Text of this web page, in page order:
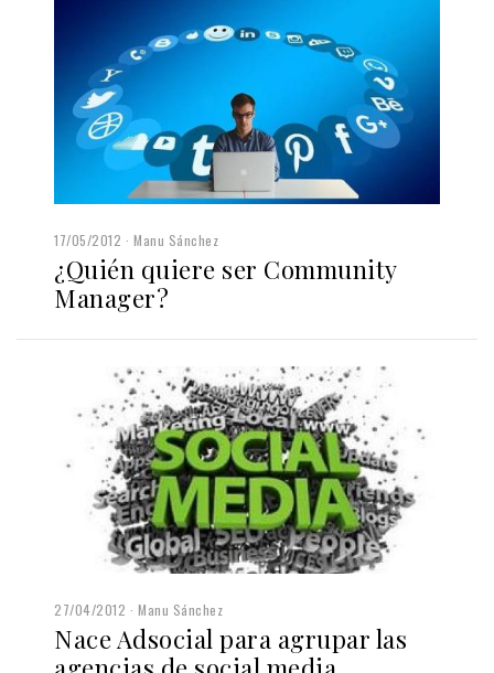
17/05/2012 Manu Sánchez
¿Quién quiere ser Community
Manager?
27/04/2012 Manu Sánchez
Nace Adsocial para agrupar las